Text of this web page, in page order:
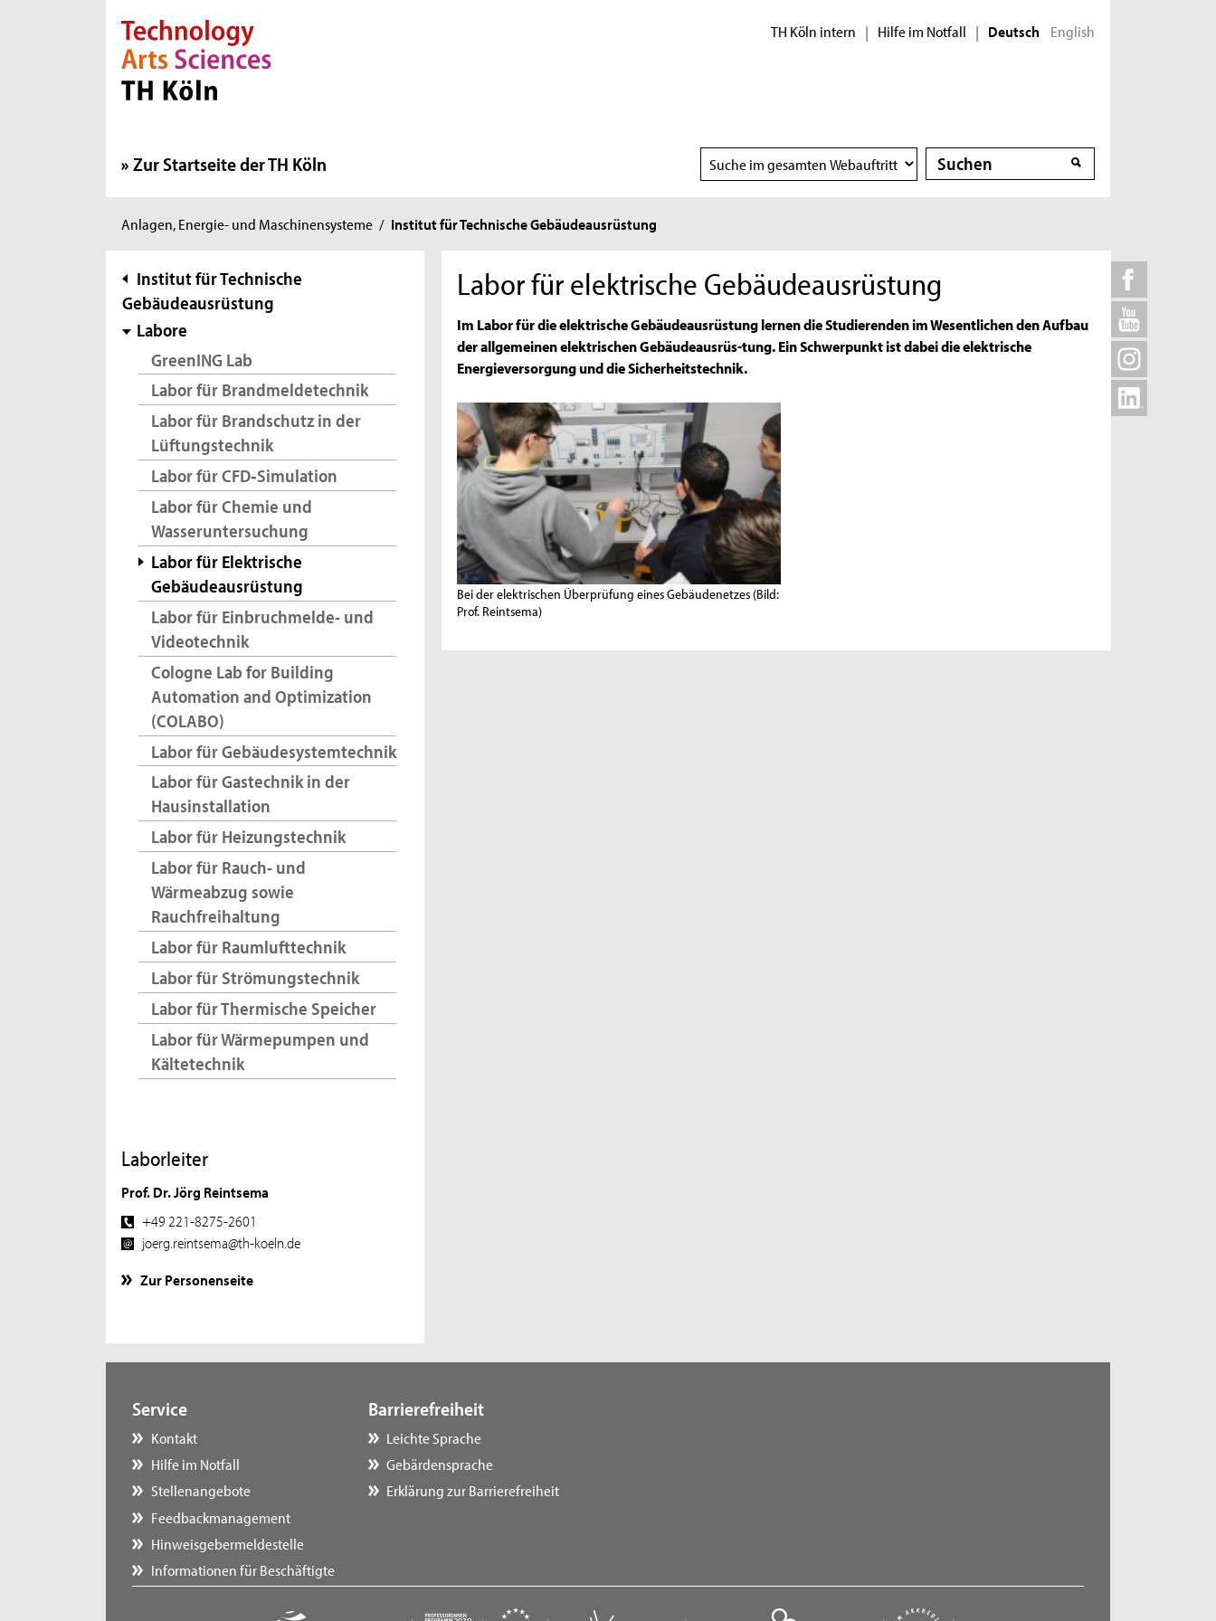
Direkt zur Hauptnavigation
Direkt zur Subnavigation
Direkt zum Inhalt
Direkt zum Fußbereich TH Köln intern | Hilfe im Notfall | Deutsch English
Zur Startseite der TH Köln
Suchbereich
wählen
Suche
Suche
Sie
hier:
Anlagen, Energie- und Maschinensysteme / Institut für Technische Gebäudeausrüstung
Subnavigation
Institut für Technische
Gebäudeausrüstung
Labore
GreenING Lab
Labor für Brandmeldetechnik
Labor für Brandschutz in der
Lüftungstechnik
Labor für CFD‐Simulation
Labor für Chemie und
Wasseruntersuchung
Labor für Elektrische
Gebäudeausrüstung
Labor für Einbruchmelde- und
Videotechnik
Cologne Lab for Building
Automation and Optimization
(COLABO)
Labor für Gebäudesystemtechnik
Labor für Gastechnik in der
Hausinstallation
Labor für Heizungstechnik
Labor für Rauch- und
Wärmeabzug sowie
Rauchfreihaltung
Labor für Raumlufttechnik
Labor für Strömungstechnik
Labor für Thermische Speicher
Labor für Wärmepumpen und
Kältetechnik
Laborleiter
Prof. Dr. Jörg Reintsema
+49 221-8275-2601
joerg.reintsema@th-koeln.de
Zur Personenseite
Labor für elektrische Gebäudeausrüstung
Im Labor für die elektrische Gebäudeausrüstung lernen die Studierenden im Wesentlichen den Aufbau
der allgemeinen elektrischen Gebäudeausrüs-tung. Ein Schwerpunkt ist dabei die elektrische
Energieversorgung und die Sicherheitstechnik.
Bei der elektrischen Überprüfung eines Gebäudenetzes (Bild:
Prof. Reintsema)
Service
Kontakt
Hilfe im Notfall
Stellenangebote
Feedbackmanagement
Hinweisgebermeldestelle
Informationen für Beschäftigte
Barrierefreiheit
Leichte Sprache
Gebärdensprache
Erklärung zur Barrierefreiheit